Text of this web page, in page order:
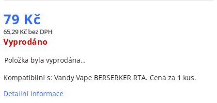
79 Kč
65,29 Kč bez DPH
Vyprodáno
Položka byla vyprodána…
Kompatibilní s: Vandy Vape BERSERKER RTA. Cena za 1 kus.
Detailní informace